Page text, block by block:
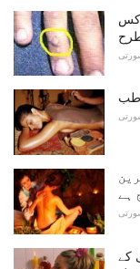
کس
طب
ہے
کے